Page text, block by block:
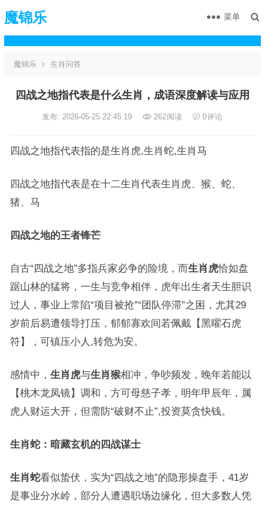
魔锦乐 菜单
魔锦乐 生肖问答
四战之地指代表是什么生肖，成语深度解读与应用
发布: 2026-05-25 22:45:19 262阅读 0评论
四战之地指代表指的是生肖虎,生肖蛇,生肖马
四战之地指代表是在十二生肖代表生肖虎、猴、蛇、
猪、马
四战之地的王者锋芒
自古“四战之地”多指兵家必争的险境，而生肖虎恰如盘
踞山林的猛将，一生与竞争相伴，虎年出生者天生胆识
过人，事业上常陷“项目被抢”“团队停滞”之困，尤其29
岁前后易遭领导打压，郁郁寡欢间若佩戴【黑曜石虎
符】，可镇压小人,转危为安。
感情中， 生肖虎与生肖猴相冲，争吵频发，晚年若能以
【桃木龙凤镜】调和，方可母慈子孝，明年甲辰年，属
虎人财运大开，但需防“破财不止”,投资莫贪快钱。
生肖蛇：暗藏玄机的四战谋士
生肖蛇看似蛰伏，实为“四战之地”的隐形操盘手，41岁
是事业分水岭，部分人遭遇职场边缘化，但大多数人凭